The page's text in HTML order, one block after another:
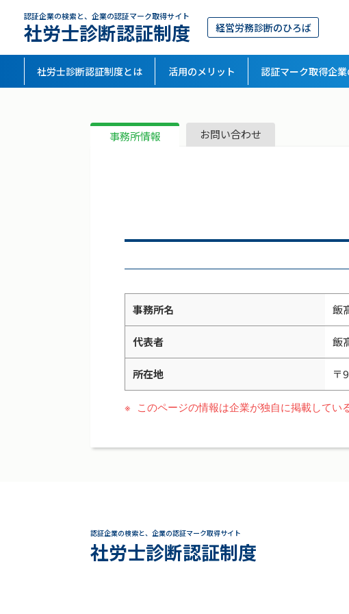
認証企業の検索と、企業の認証マーク取得サイト
社労士診断認証制度 経営労務診断のひろば
社労士診断認証制度とは 活用のメリット 認証マーク取得企
事務所情報 お問い合わせ
事務所名 飯
代表者 飯
所在地 〒
このページの情報は企業が独自に掲載してい
認証企業の検索と、企業の認証マーク取得サイト
社労士診断認証制度